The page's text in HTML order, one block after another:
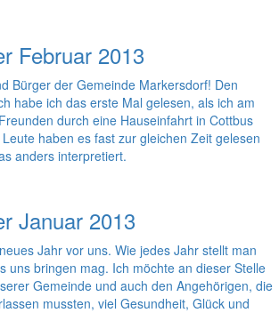
Februar 2013
Bürger der Gemeinde Markersdorf! Den
habe ich das erste Mal gelesen, als ich am
durch eine Hauseinfahrt in Cottbus
haben es fast zur gleichen Zeit gelesen
anders interpretiert.
Januar 2013
Jahr vor uns. Wie jedes Jahr stellt man
uns bringen mag. Ich möchte an dieser Stelle
Gemeinde und auch den Angehörigen, die
mussten, viel Gesundheit, Glück und